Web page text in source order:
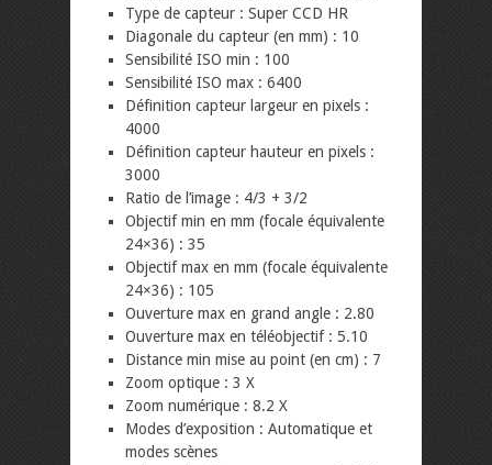
Type de capteur : Super CCD HR
Diagonale du capteur (en mm) : 10
Sensibilité ISO min : 100
Sensibilité ISO max : 6400
Définition capteur largeur en pixels :
4000
Définition capteur hauteur en pixels :
3000
Ratio de l’image : 4/3 + 3/2
Objectif min en mm (focale équivalente
24×36) : 35
Objectif max en mm (focale équivalente
24×36) : 105
Ouverture max en grand angle : 2.80
Ouverture max en téléobjectif : 5.10
Distance min mise au point (en cm) : 7
Zoom optique : 3 X
Zoom numérique : 8.2 X
Modes d’exposition : Automatique et
modes scènes